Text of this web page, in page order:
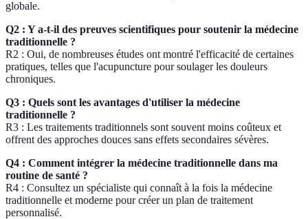
globale.
Q2 : Y a-t-il des preuves scientifiques pour soutenir la médecine
traditionnelle ?
R2 : Oui, de nombreuses études ont montré l'efficacité de certaines
pratiques, telles que l'acupuncture pour soulager les douleurs
chroniques.
Q3 : Quels sont les avantages d'utiliser la médecine
traditionnelle ?
R3 : Les traitements traditionnels sont souvent moins coûteux et
offrent des approches douces sans effets secondaires sévères.
Q4 : Comment intégrer la médecine traditionnelle dans ma
routine de santé ?
R4 : Consultez un spécialiste qui connaît à la fois la médecine
traditionnelle et moderne pour créer un plan de traitement
personnalisé.